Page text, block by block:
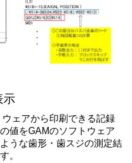
示
ェアから印刷できる記録
値をGAMのソフトウェア
うな歯形・歯スジの測定結
。